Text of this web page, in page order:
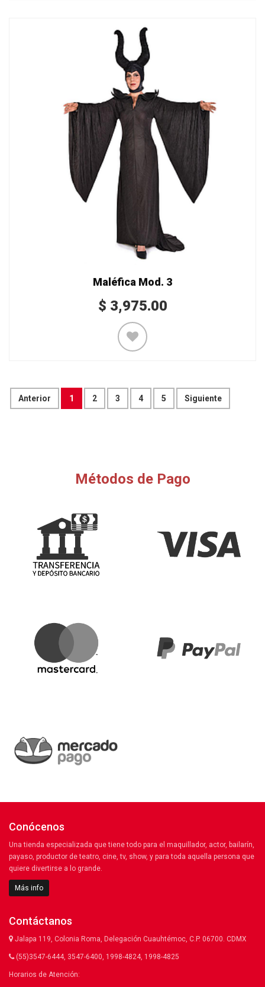
Maléfica Mod. 3
$ 3,975.00
Anterior 1 2 3 4 5 Siguiente
Métodos de Pago
Conócenos
Una tienda especializada que tiene todo para el maquillador, actor, bailarín,
payaso, productor de teatro, cine, tv, show, y para toda aquella persona que
quiere divertirse a lo grande.
Más info
Contáctanos
Jalapa 119, Colonia Roma, Delegación Cuauhtémoc, C.P. 06700. CDMX
(55)3547-6444, 3547-6400, 1998-4824, 1998-4825
Horarios de Atención: